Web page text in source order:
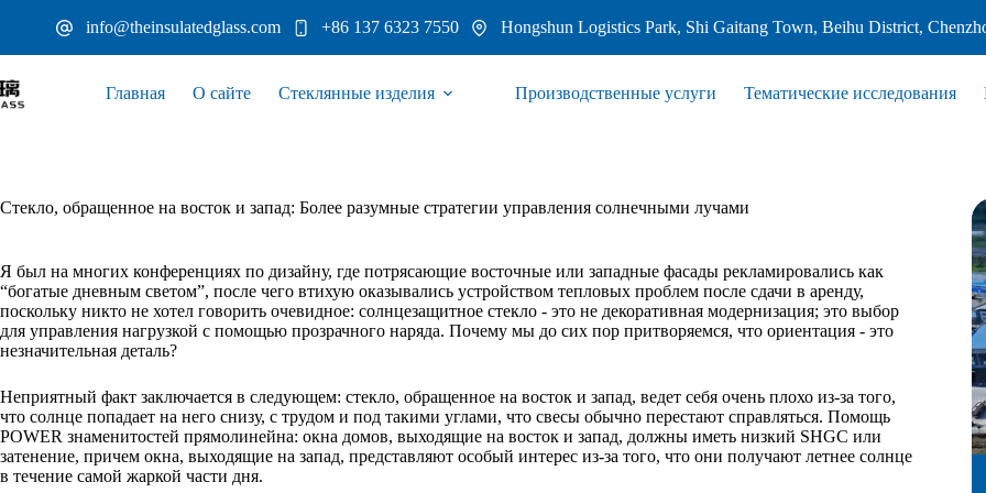
info@theinsulatedglass.com +86 137 6323 7550 Hongshun Logistics Park, Shi Gaitang Town, Beihu District,
Главная О сайте Стеклянные изделия Производственные услуги Тематические исследования
Стекло, обращенное на восток и запад: Более разумные стратегии управления солнечными лучами
Я был на многих конференциях по дизайну, где потрясающие восточные или западные фасады рекламировались как
“богатые дневным светом”, после чего втихую оказывались устройством тепловых проблем после сдачи в аренду,
поскольку никто не хотел говорить очевидное: солнцезащитное стекло - это не декоративная модернизация; это выбор
для управления нагрузкой с помощью прозрачного наряда. Почему мы до сих пор притворяемся, что ориентация - это
незначительная деталь?
Неприятный факт заключается в следующем: стекло, обращенное на восток и запад, ведет себя очень плохо из-за того,
что солнце попадает на него снизу, с трудом и под такими углами, что свесы обычно перестают справляться. Помощь
POWER знаменитостей прямолинейна: окна домов, выходящие на восток и запад, должны иметь низкий SHGC или
затенение, причем окна, выходящие на запад, представляют особый интерес из-за того, что они получают летнее солнце
в течение самой жаркой части дня.